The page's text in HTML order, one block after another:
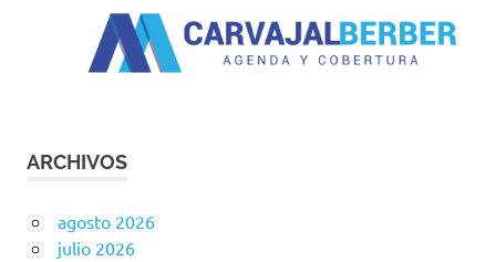
ARCHIVOS
agosto 2026
julio 2026